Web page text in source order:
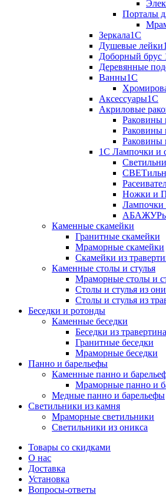
Порталы
Зеркала1С
Душевые
Доборный брус
Деревянные
Ванны1С
Аксессуары1С
Акриловые
Раковины
Раковины
Раковины
1С Лампочки и
Ножки и
Лампочки
Каменные скамейки
Гранитные скамейки
Мраморные скамейки
Скамейки из
Каменные столы и стулья
Мраморные столы и
Столы и стулья из
Столы и стулья из
Беседки и ротонды
Каменные беседки
Беседки из травертина
Гранитные беседки
Мраморные беседки
Панно и барельефы
Каменные панно и
Мраморные панно и
Медные панно и барельефы
Светильники из камня
Мраморные светильники
Светильники из оникса
Товары со скидками
О нас
Доставка
Установка
Вопросы-ответы